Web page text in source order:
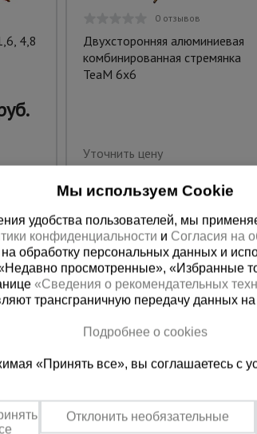
4,8
0 отзывов
Двухсторонняя алюминиевая
комбинированная стремянка
TeaM 6x6
Уточнить цену
200-25-90
по России
+7
Пн-Пт: с
Мы используем Cookie
удобства пользователей, мы
конфиденциальности и Согласия на
обработку персональных данных и
просмотренные»,
«Сведения о рекомендательных
трансграничную передачу данных
Подробнее о cookies
«Принять все», вы соглашаетесь с
Отклонить необязательные